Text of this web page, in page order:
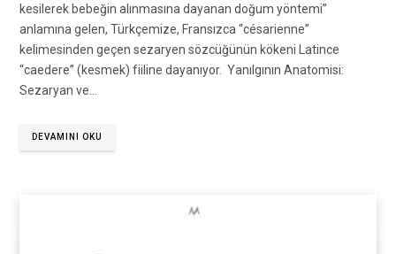
kesilerek bebeğin alınmasına dayanan doğum yöntemi”
anlamına gelen, Türkçemize, Fransızca “césarienne”
kelimesinden geçen sezaryen sözcüğünün kökeni Latince
“caedere” (kesmek) fiiline dayanıyor. Yanılgının Anatomisi:
Sezaryan ve…
DEVAMINI OKU